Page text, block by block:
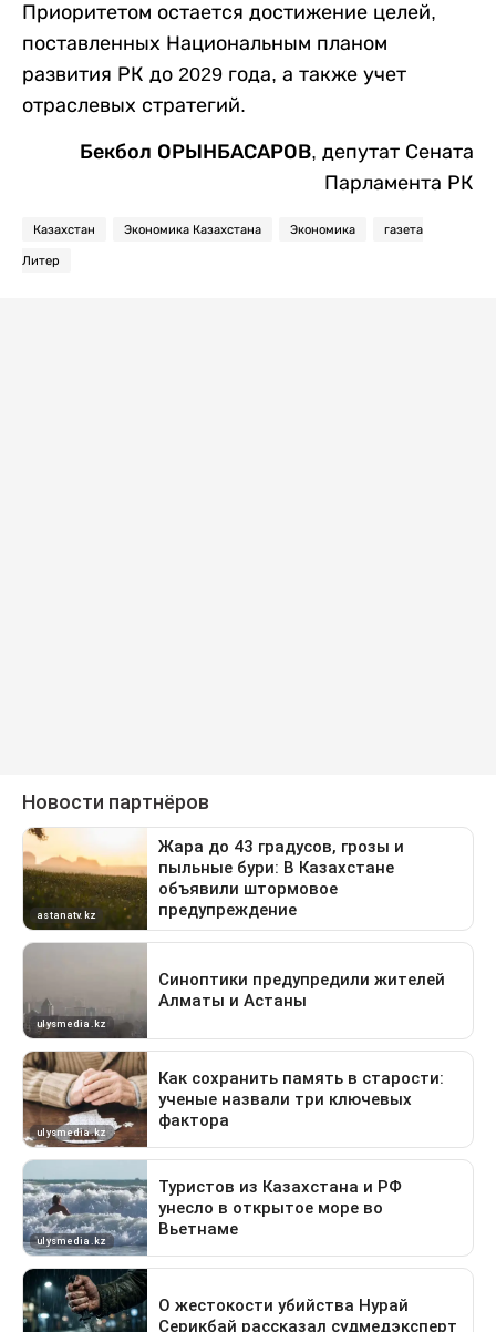
Приоритетом остается достижение целей,
поставленных Национальным планом
развития РК до 2029 года, а также учет
отраслевых стратегий.
Бекбол ОРЫНБАСАРОВ, депутат Сената
Парламента РК
Казахстан Экономика Казахстана Экономика газета
Литер